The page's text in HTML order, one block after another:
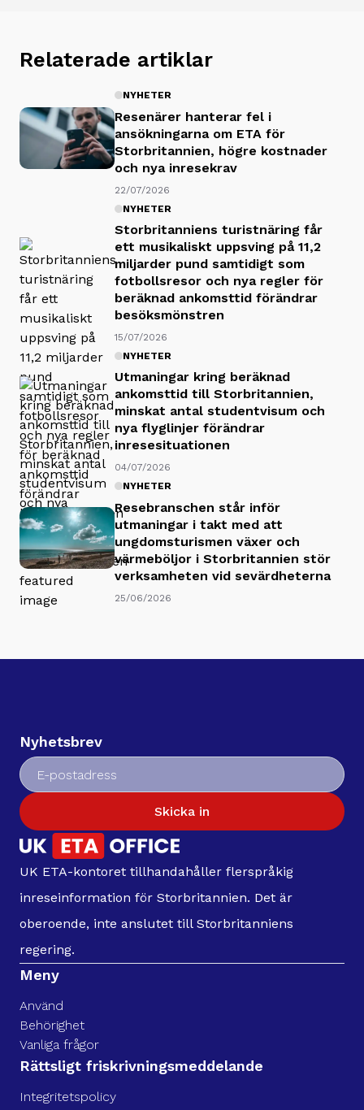
Relaterade artiklar
NYHETER
Resenärer hanterar fel i
ansökningarna om ETA för
Storbritannien, högre kostnader
och nya inresekrav
22/07/2026
NYHETER
Storbritanniens turistnäring får
ett musikaliskt uppsving på 11,2
miljarder pund samtidigt som
fotbollsresor och nya regler för
beräknad ankomsttid förändrar
besöksmönstren
15/07/2026
NYHETER
Utmaningar kring beräknad
ankomsttid till Storbritannien,
minskat antal studentvisum och
nya flyglinjer förändrar
inresesituationen
04/07/2026
NYHETER
Resebranschen står inför
utmaningar i takt med att
ungdomsturismen växer och
värmeböljor i Storbritannien stör
verksamheten vid sevärdheterna
25/06/2026
Nyhetsbrev
Skicka in
UK ETA-kontoret tillhandahåller flerspråkig
inreseinformation för Storbritannien. Det är
oberoende, inte anslutet till Storbritanniens
regering.
Meny
Använd
Behörighet
Vanliga frågor
Rättsligt friskrivningsmeddelande
Integritetspolicy